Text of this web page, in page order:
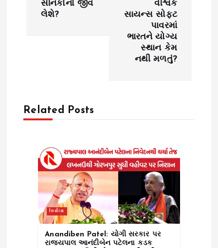
g
સૈનિકોનો જીવ
લેશે?
વૈશ્વિક
સાયન્સ સોફ્ટ
પાવરમાં
ભારતને યોગ્ય
સ્થાન કેમ
નથી મળતું?
Related Posts
India
Anandiben Patel: યોગી સરકાર પર
રાજ્યપાલ આનંદીબેન પટેલના કડક